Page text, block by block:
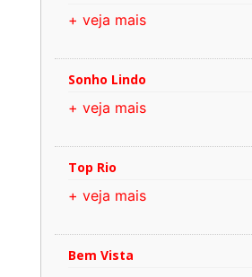
+ veja mais
Sonho Lindo
+ veja mais
Top Rio
+ veja mais
Bem Vista